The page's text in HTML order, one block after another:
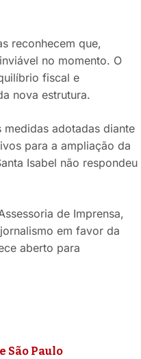
reconhecem que,
no momento. O
fiscal e
nova estrutura.
medidas adotadas diante
para a ampliação da
Isabel não respondeu
de Imprensa,
em favor da
aberto para
São Paulo